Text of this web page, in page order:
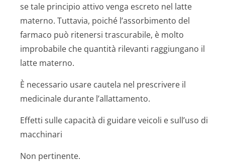
se tale principio attivo venga escreto nel latte
materno. Tuttavia, poiché l’assorbimento del
farmaco può ritenersi trascurabile, è molto
improbabile che quantità rilevanti raggiungano il
latte materno.
È necessario usare cautela nel prescrivere il
medicinale durante l’allattamento.
Effetti sulle capacità di guidare veicoli e sull’uso di
macchinari
Non pertinente.